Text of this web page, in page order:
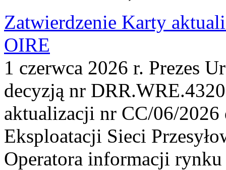
Zatwierdzenie Karty
OIRE
1 czerwca 2026 r. Prezes
decyzją nr
aktualizacji nr CC/06/
Eksploatacji Sieci
Operatora informacji